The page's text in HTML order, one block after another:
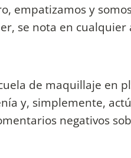
empatizamos y
se nota en cualquier
de maquillaje en
y, simplemente,
negativos